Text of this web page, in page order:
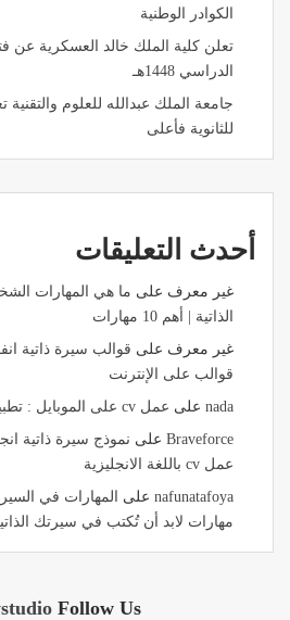
الكوادر الوطنية
تعلن كلية الملك خالد العسكرية عن
الدراسي 1448هـ
جامعة الملك عبدالله للعلوم
للثانوية فأعلى
أحدث التعليقات
غير معرف على ما هي المهارات
الذاتية | أهم 10 مهارات
غير معرف على
قوالب على الإنترنت
nada على عمل cv على الموبايل : تطبيق خرافي ومجاني
Braveforce على نموذج سيرة ذاتية
عمل cv باللغة الانجليزية
nafunatafoya على المهارات في
مهارات لابد أن تُكتب في سيرتك
Follow Us